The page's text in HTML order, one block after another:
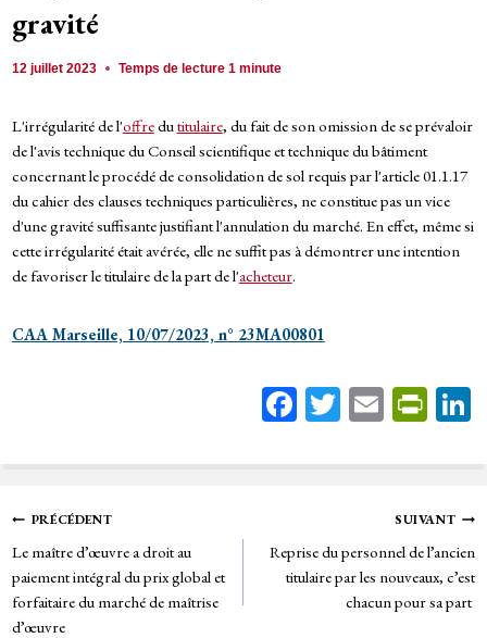
gravité
12 juillet 2023 Temps de lecture1 minute
L'irrégularité de l'offredutitulaire, du fait de son omission de se prévaloir
de l'avis technique du Conseil scientifique et technique du bâtiment
concernant le procédé de consolidation de sol requis par l'article 01.1.17
du cahier des clauses techniques particulières, ne constitue pas un vice
d'une gravité suffisante justifiant l'annulation du marché. En effet, même si
cette irrégularité était avérée, elle ne suffit pas à démontrer une intention
de favoriser le titulaire de la part de l'acheteur.
CAA Marseille, 10/07/2023, n° 23MA00801
Fa
bo
T
tt
E
ail
Pr
tF
rie
n
dl
y
Navigation
de
l’article
PRÉCÉDENT
Le maître d’œuvre a droit au
paiement intégral du prix global et
forfaitaire du marché de maîtrise
d’œuvre
SUIVANT
Reprise du personnel de l’ancien
titulaire par les nouveaux, c’est
chacun pour sa part